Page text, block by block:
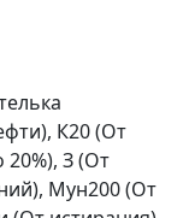
К20 (От
З (От
Мун200 (От